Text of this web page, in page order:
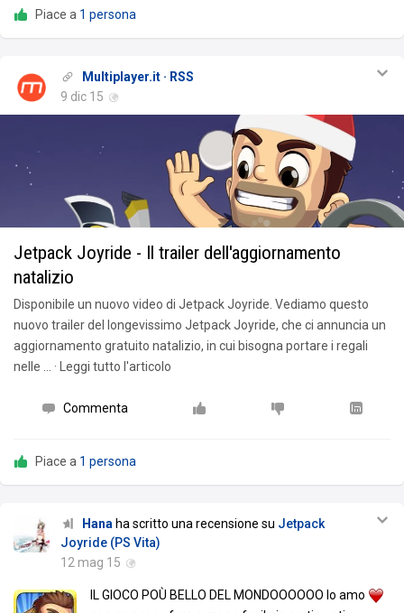
Piace a 1 persona
Multiplayer.it · RSS
9 dic 15
Jetpack Joyride - Il trailer dell'aggiornamento
natalizio
Disponibile un nuovo video di Jetpack Joyride. Vediamo questo
nuovo trailer del longevissimo Jetpack Joyride, che ci annuncia un
aggiornamento gratuito natalizio, in cui bisogna portare i regali
nelle … · Leggi tutto l'articolo
Commenta
Piace a 1 persona
Hana ha scritto una recensione su Jetpack
Joyride (PS Vita)
12 mag 15
IL GIOCO POÙ BELLO DEL MONDOOOOOO lo amo